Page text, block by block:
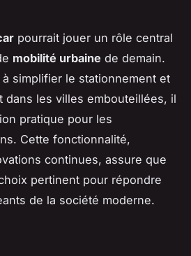
pourrait jouer un rôle central
mobilité urbaine de demain.
à simplifier le stationnement et
dans les villes embouteillées, il
pratique pour les
Cette fonctionnalité,
continues, assure que
pertinent pour répondre
de la société moderne.